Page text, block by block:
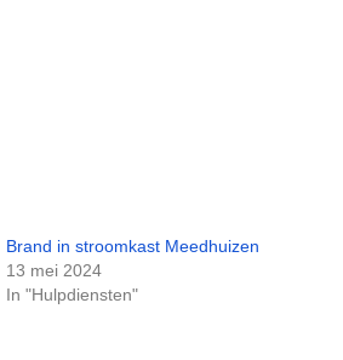
Brand in stroomkast Meedhuizen
13 mei 2024
In "Hulpdiensten"